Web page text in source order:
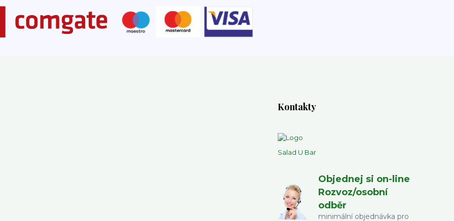
Kontakty
Salad U Bar
Objednej si on-line
Rozvoz/osobní
odběr
minimální objednávka pro